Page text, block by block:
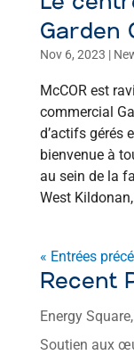
Garden
McCOR !
Nov 6, 2023 |
McCOR est
commercial
d’actifs gérés
bienvenue à
au sein de la
West
« Entrées
Recent
Energy
Soutien aux